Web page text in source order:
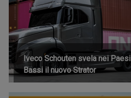
Iveco Schouten svela nei Paesi
Bassi il nuovo Strator